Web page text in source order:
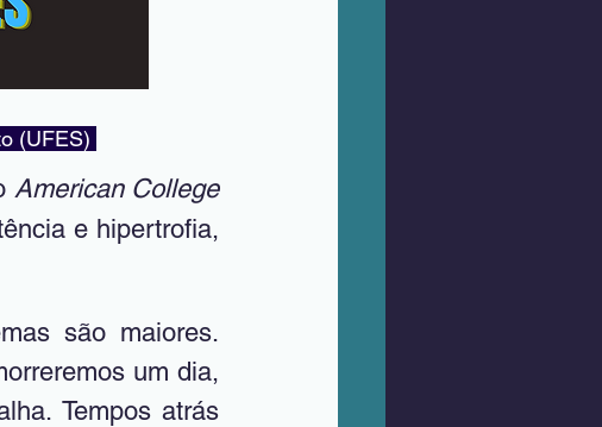
(UFES)
American College
e hipertrofia,
são maiores.
um dia,
Tempos atrás